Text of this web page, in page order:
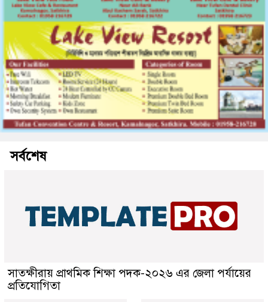
সর্বশেষ
সাতক্ষীরায় প্রাথমিক শিক্ষা পদক-২০২৬ এর জেলা পর্যায়ের
প্রতিযোগিতা